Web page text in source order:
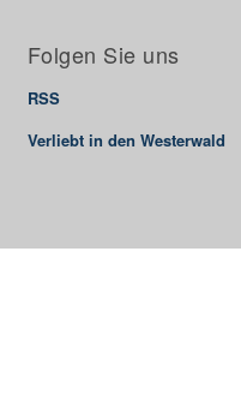
Folgen Sie uns
RSS
Verliebt in den Westerwald